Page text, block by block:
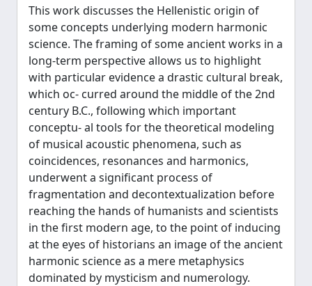
This work discusses the Hellenistic origin of
some concepts underlying modern harmonic
science. The framing of some ancient works in a
long-term perspective allows us to highlight
with particular evidence a drastic cultural break,
which oc- curred around the middle of the 2nd
century B.C., following which important
conceptu- al tools for the theoretical modeling
of musical acoustic phenomena, such as
coincidences, resonances and harmonics,
underwent a significant process of
fragmentation and decontextualization before
reaching the hands of humanists and scientists
in the first modern age, to the point of inducing
at the eyes of historians an image of the ancient
harmonic science as a mere metaphysics
dominated by mysticism and numerology.